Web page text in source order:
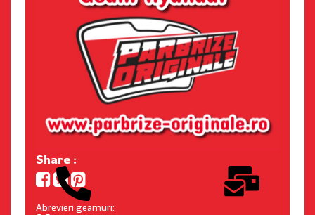
Share :
Abrevieri geamuri: